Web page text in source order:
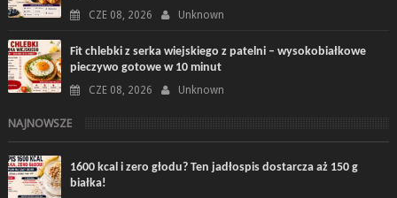
CZE 08, 2026 Unknown
Fit chlebki z serka wiejskiego z patelni – wysokobiałkowe
pieczywo gotowe w 10 minut
CZE 08, 2026 Unknown
NAJNOWSZE
1600 kcal i zero głodu? Ten jadłospis dostarcza aż 150 g
białka!